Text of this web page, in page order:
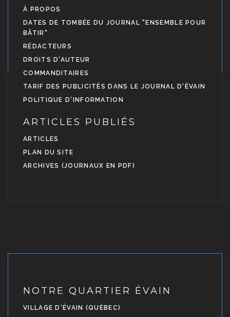
À PROPOS
DATES DE TOMBÉE DU JOURNAL "ENSEMBLE POUR
BÂTIR"
RÉDACTEURS
DROITS D'AUTEUR
COMMANDITAIRES
TARIF DES PUBLICITÉS DANS LE JOURNAL D'ÉVAIN
POLITIQUE D'INFORMATION
ARTICLES PUBLIÉS
ARTICLES
PLAN DU SITE
ARCHIVES (JOURNAUX EN PDF)
NOTRE QUARTIER ÉVAIN
VILLAGE D'ÉVAIN (QUÉBEC)